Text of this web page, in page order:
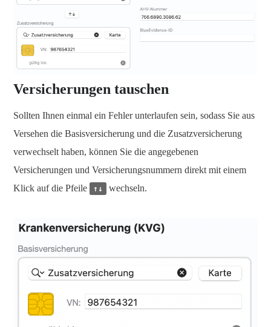
Versicherungen tauschen
Sollten Ihnen einmal ein Fehler unterlaufen sein, sodass Sie aus
Versehen die Basisversicherung und die Zusatzversicherung
verwechselt haben, können Sie die angegebenen
Versicherungen und Versicherungsnummern direkt mit einem
Klick auf die Pfeile
↑↓ wechseln.